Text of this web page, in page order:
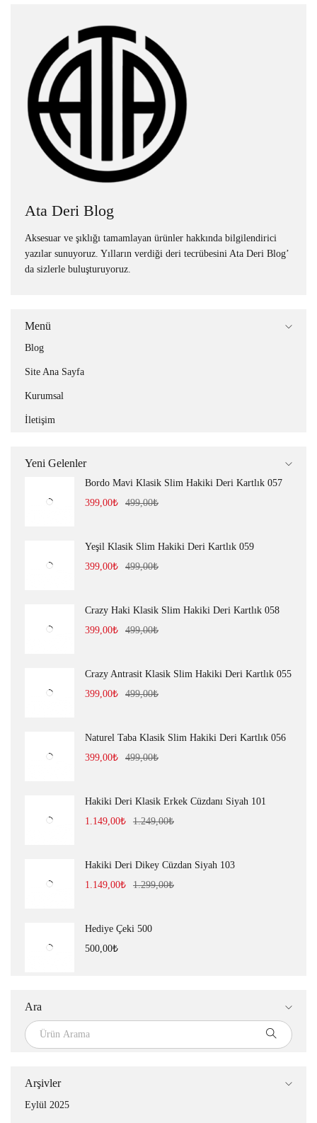
Ata Deri Blog
Aksesuar ve şıklığı tamamlayan ürünler hakkında bilgilendirici
yazılar sunuyoruz. Yılların verdiği deri tecrübesini Ata Deri Blog’
da sizlerle buluşturuyoruz.
Menü
Blog
Site Ana Sayfa
Kurumsal
İletişim
Yeni Gelenler
Bordo Mavi Klasik Slim Hakiki Deri Kartlık 057
499,00₺
399,00₺
Yeşil Klasik Slim Hakiki Deri Kartlık 059
499,00₺
399,00₺
Crazy Haki Klasik Slim Hakiki Deri Kartlık 058
499,00₺
399,00₺
Crazy Antrasit Klasik Slim Hakiki Deri Kartlık 055
499,00₺
399,00₺
Naturel Taba Klasik Slim Hakiki Deri Kartlık 056
499,00₺
399,00₺
Hakiki Deri Klasik Erkek Cüzdanı Siyah 101
1.249,00₺
1.149,00₺
Hakiki Deri Dikey Cüzdan Siyah 103
1.299,00₺
1.149,00₺
Hediye Çeki 500
500,00₺
Ara
Arşivler
Eylül 2025